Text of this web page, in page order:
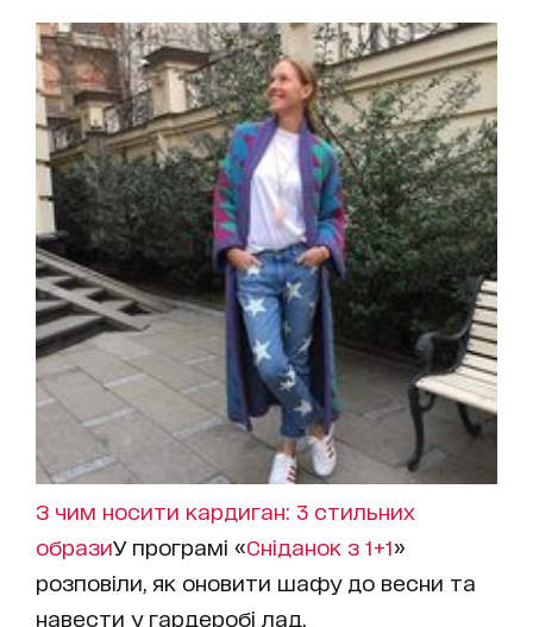
З чим носити кардиган: 3 стильних
образиУ програмі «Сніданок з 1+1»
розповіли, як оновити шафу до весни та
навести у гардеробі лад.